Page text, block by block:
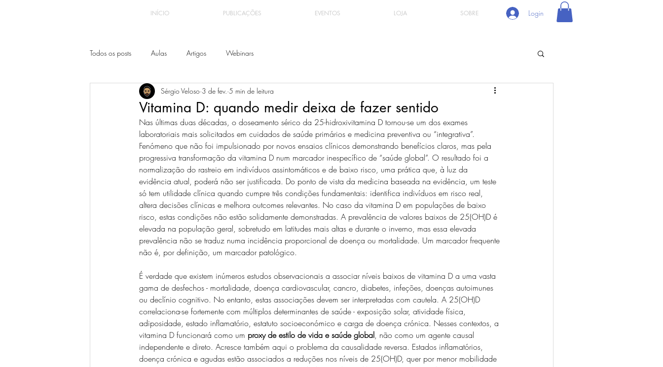
INÍCIO PUBLICAÇÕES EVENTOS LOJA SOBRE Login
Todos os posts Aulas Artigos Webinars
Vitamina D: quando medir deixa de fazer sentido
Sérgio Veloso 3 de fev. 5 min de leitura
Nas últimas duas décadas, o doseamento sérico da 25-hidroxivitamina D tornou-se um dos exames
laboratoriais mais solicitados em cuidados de saúde primários e medicina preventiva ou “integrativa”.
Fenómeno que não foi impulsionado por novos ensaios clínicos demonstrando benefícios claros, mas pela
progressiva transformação da vitamina D num marcador inespecífico de “saúde global”. O resultado foi a
normalização do rastreio em indivíduos assintomáticos e de baixo risco, uma prática que, à luz da
evidência atual, poderá não ser justificada. Do ponto de vista da medicina baseada na evidência, um teste
só tem utilidade clínica quando cumpre três condições fundamentais: identifica indivíduos em risco real,
altera decisões clínicas e melhora outcomes relevantes. No caso da vitamina D em populações de baixo
risco, estas condições não estão solidamente demonstradas. A prevalência de valores baixos de 25(OH)D é
elevada na população geral, sobretudo em latitudes mais altas e durante o inverno, mas essa elevada
prevalência não se traduz numa incidência proporcional de doença ou mortalidade. Um marcador frequente
não é, por definição, um marcador patológico.
É verdade que existem inúmeros estudos observacionais a associar níveis baixos de vitamina D a uma vasta
gama de desfechos - mortalidade, doença cardiovascular, cancro, diabetes, infeções, doenças autoimunes
ou declínio cognitivo. No entanto, estas associações devem ser interpretadas com cautela. A 25(OH)D
correlaciona-se fortemente com múltiplos determinantes de saúde - exposição solar, atividade física,
adiposidade, estado inflamatório, estatuto socioeconómico e carga de doença crónica. Nesses contextos, a
vitamina D funcionará como um proxy de estilo de vida e saúde global, não como um agente causal
independente e direto. Acresce também aqui o problema da causalidade reversa. Estados inflamatórios,
doença crónica e agudas estão associados a reduções nos níveis de 25(OH)D, quer por menor mobilidade